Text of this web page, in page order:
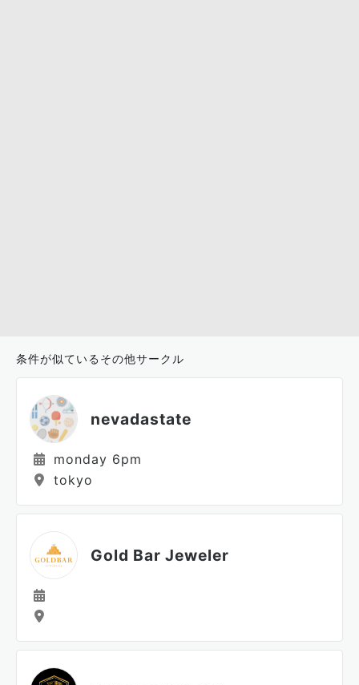
条件が似ているその他サークル
nevadastate
monday 6pm
tokyo
Gold Bar Jeweler